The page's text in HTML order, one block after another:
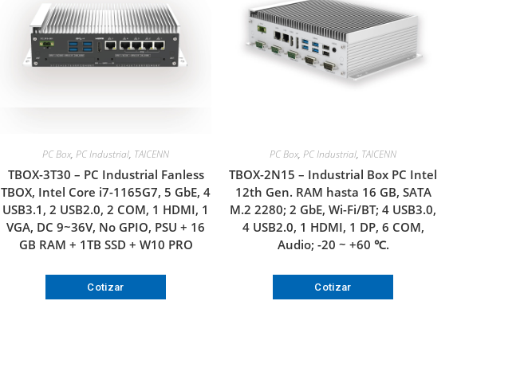
PC Box, PC Industrial, TAICENN
TBOX-3T30 – PC Industrial Fanless
TBOX, Intel Core i7-1165G7, 5 GbE, 4
USB3.1, 2 USB2.0, 2 COM, 1 HDMI, 1
VGA, DC 9~36V, No GPIO, PSU + 16
GB RAM + 1TB SSD + W10 PRO
Cotizar
PC Box, PC Industrial, TAICENN
TBOX-2N15 – Industrial Box PC Intel
12th Gen. RAM hasta 16 GB, SATA
M.2 2280; 2 GbE, Wi-Fi/BT; 4 USB3.0,
4 USB2.0, 1 HDMI, 1 DP, 6 COM,
Audio; -20 ~ +60 ℃.
Cotizar